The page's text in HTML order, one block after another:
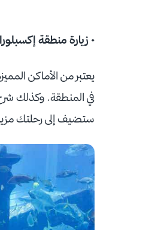
• زيارة منطقة
يعتبر من الأماكن
في المنطقة. وكذلك
ستضيف إلى رحلتك